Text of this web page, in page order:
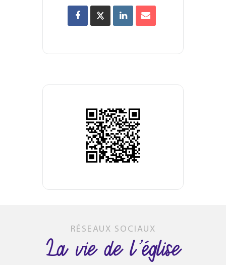
RÉSEAUX SOCIAUX
La vie de l’église